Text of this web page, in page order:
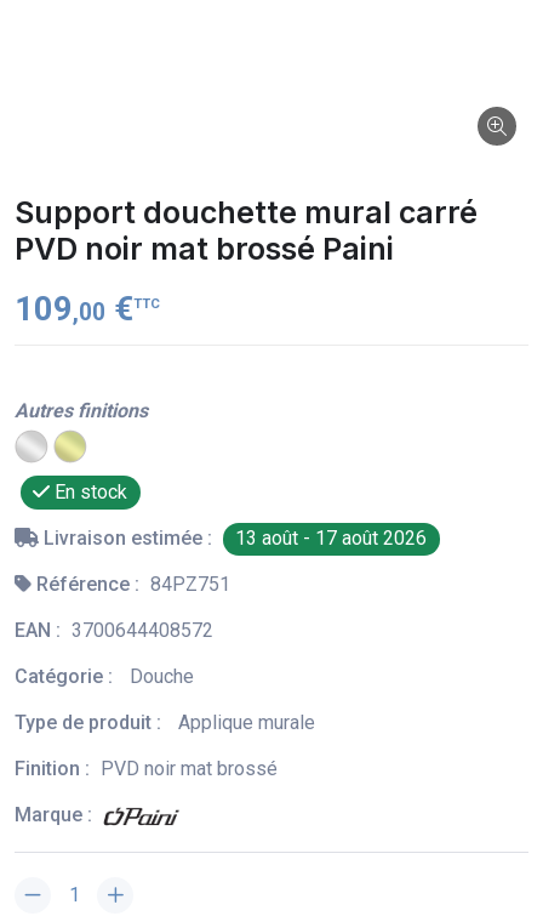
Support douchette mural carré
PVD noir mat brossé Paini
109,00 €TTC
Autres finitions
En stock
Livraison estimée :
13 août - 17 août 2026
Référence : 84PZ751
EAN : 3700644408572
Catégorie :
Douche
Type de produit :
Applique murale
Finition :
PVD noir mat brossé
Marque :